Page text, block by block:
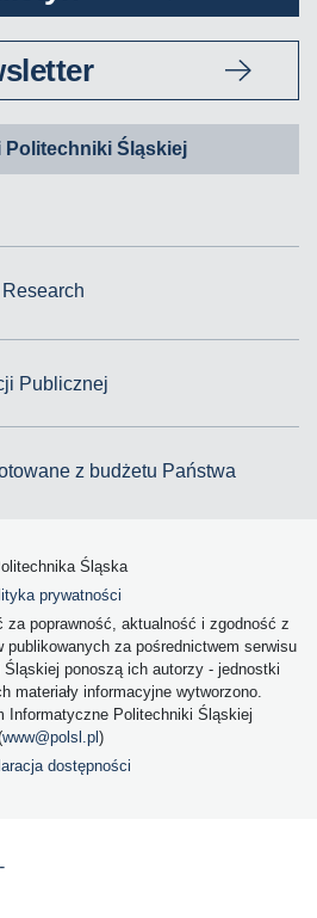
Politechniki Śląskiej
Publicznej
z budżetu Państwa
Śląska
prywatności
za poprawność, aktualność i zgodność z
publikowanych za pośrednictwem serwisu
ponoszą ich autorzy - jednostki
materiały informacyjne wytworzono.
Informatyczne Politechniki Śląskiej
www@polsl.pl )
dostępności